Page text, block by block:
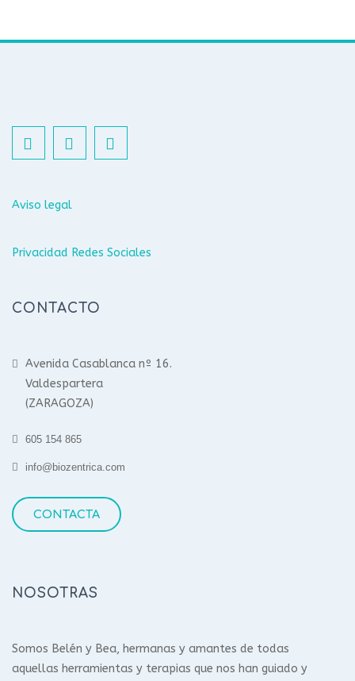
Aviso legal
Privacidad Redes Sociales
CONTACTO
Avenida Casablanca nº 16.
Valdespartera
(ZARAGOZA)
605 154 865
info@biozentrica.com
CONTACTA
NOSOTRAS
Somos Belén y Bea, hermanas y amantes de todas
aquellas herramientas y terapias que nos han guiado y